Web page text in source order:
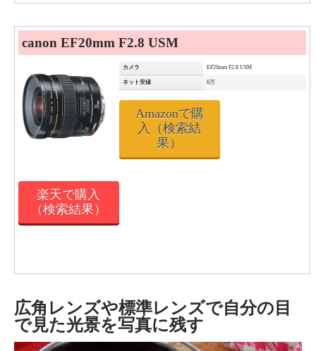
canon EF20mm F2.8 USM
カメラ EF20mm F2.8 USM
ネット安値 6万
Amazonで購
入（検索結
果）
楽天で購入
（検索結果）
広角レンズや標準レンズで自分の目
で見た光景を写真に残す